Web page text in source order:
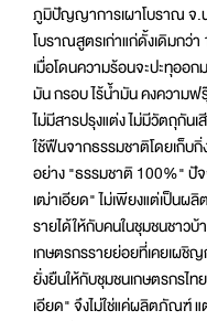
ภูมิปัญญาการเผาโบราณ จ.
โบราณสูตรเก่าแก่ดั้งเดิมกว่
เมื่อโดนความร้อนจะปะทุออ
มัน กรอบ ไร้น้ำมัน คงความ
ไม่มีสารปรุงแต่ง ไม่มีวัตถุกันเ
ใช้ฟืนจากธรรมชาติโดยเก็บ
อย่าง "ธรรมชาติ 100%" ปั
เฒ่าเอียด" ไม่เพียงแต่เป็นผ
รายได้ให้กับคนในชุมชนชาวบ้
เกษตรกรรายย่อยที่เคยเผชิ
ยั่งยืนให้กับชุมชนเกษตรกรไ
เอียด" จึงไม่ใช่แค่ผลิตภัณฑ์